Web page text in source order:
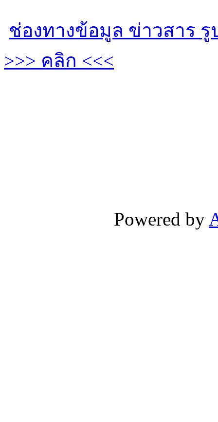
ช่องทางข้อมูล ข่าวสาร
>>> คลิก <<<
Powered by